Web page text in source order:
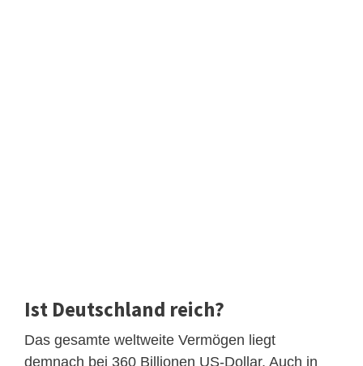
Ist Deutschland reich?
Das gesamte weltweite Vermögen liegt
demnach bei 360 Billionen US-Dollar. Auch in